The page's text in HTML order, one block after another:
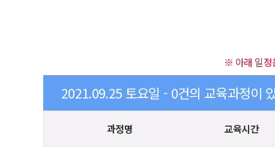
※ 아래 일정
2021.09.25 토요일 - 0건의 교육과정이
과정명 교육시간